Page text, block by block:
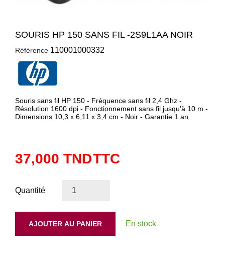
SOURIS HP 150 SANS FIL -2S9L1AA NOIR
Référence 110001000332
Souris sans fil HP 150 - Fréquence sans fil 2,4 Ghz -
Résolution 1600 dpi - Fonctionnement sans fil jusqu'à 10 m -
Dimensions 10,3 x 6,11 x 3,4 cm - Noir - Garantie 1 an
37,000 TNDTTC
Quantité
AJOUTER AU PANIER En stock